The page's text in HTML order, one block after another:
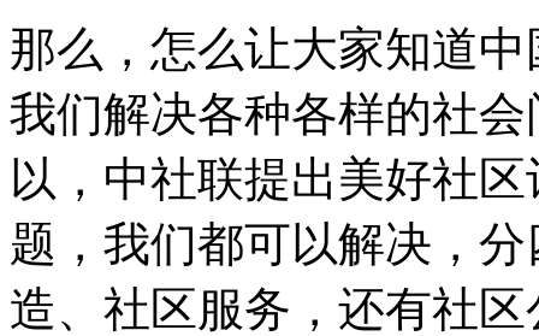
那么，怎么让大家知道
我们解决各种各样的社
以，中社联提出美好社
题，我们都可以解决，
造、社区服务，还有社区